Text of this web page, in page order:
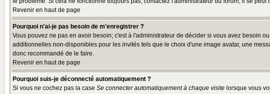
Revenir en haut de page
Pourquoi n'ai-je pas besoin de m'enregistrer ?
Vous pouvez ne pas en avoir besoin; c'est à l'administrateur de décider si vous avez besoin
additionnelles non-disponibles pour les invités tels que le choix d'une image avatar, une
donc recommandé de le faire.
Revenir en haut de page
Pourquoi suis-je déconnecté automatiquement ?
Si vous ne cochez pas la case Se connecter automatiquement à chaque visite lorsque vous